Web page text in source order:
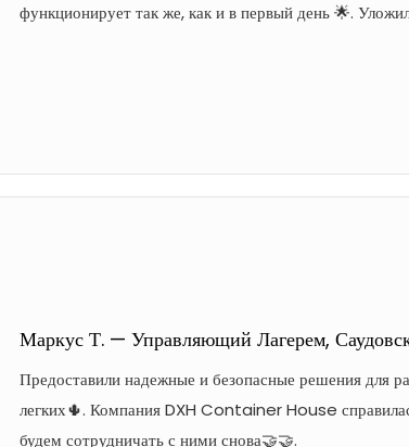
функционирует так же, как и в первый день 🌟.
Маркус Т. — Управляющий Лагерем,
Предоставили надежные и безопасные решения для
легких🌵. Компания DXH Container House
будем сотрудничать с ними снова🤝🤝.